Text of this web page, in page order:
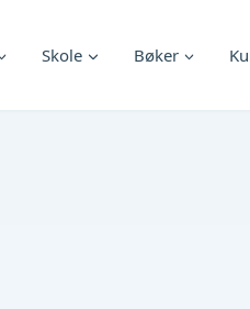
Skole Bøker